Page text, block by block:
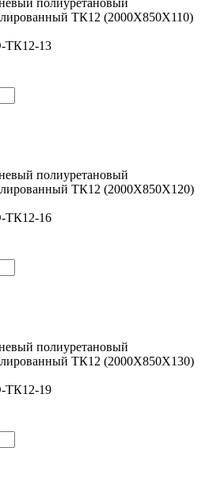
полиуретановый
ТК12 (2000Х850Х110)
13
полиуретановый
ТК12 (2000Х850Х120)
16
полиуретановый
ТК12 (2000Х850Х130)
19